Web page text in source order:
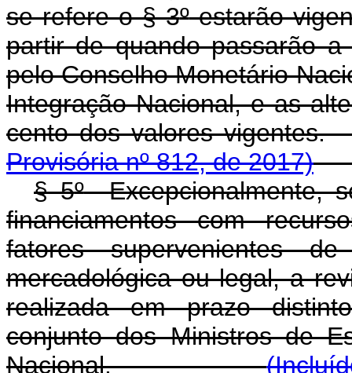
se refere o § 3ºestarão
partir de quando passarão
pelo Conselho Monetário
Integração Nacional, e as
cento dos valores
Provisória nº 812, de 2017)
§ 5ºExcepcionalmente,
financiamentos com
fatores supervenientes
mercadológica ou legal, a
realizada em prazo
conjunto dos Ministros de
Nacional.